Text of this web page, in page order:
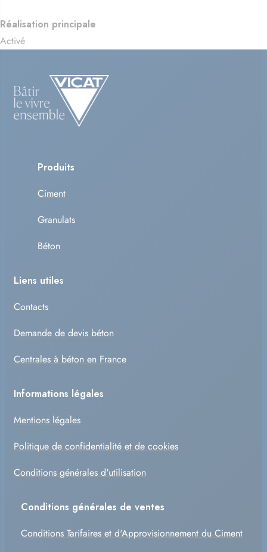
Réalisation principale
Activé
Produits
Ciment
Granulats
Béton
Liens utiles
Contacts
Demande de devis béton
Centrales à béton en France
Informations légales
Mentions légales
Politique de confidentialité et de cookies
Conditions générales d'utilisation
Conditions générales de ventes
Conditions Tarifaires et d'Approvisionnement du Ciment